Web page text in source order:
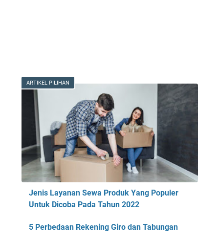
ARTIKEL PILIHAN
Jenis Layanan Sewa Produk Yang Populer
Untuk Dicoba Pada Tahun 2022
5 Perbedaan Rekening Giro dan Tabungan